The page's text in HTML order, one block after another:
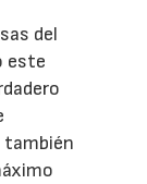
del
este
también